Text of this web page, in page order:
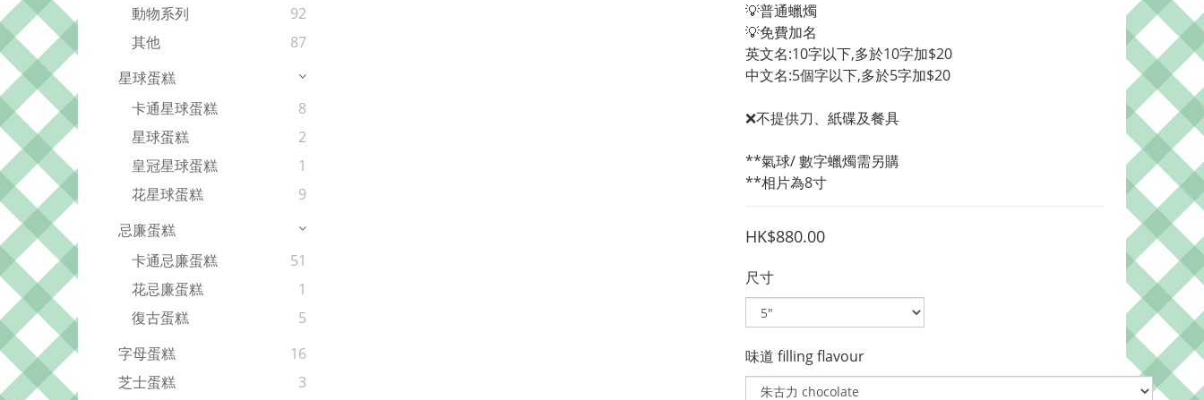
動物系列
92
其他
87
星球蛋糕
卡通星球蛋糕
8
星球蛋糕
2
皇冠星球蛋糕
1
花星球蛋糕
9
忌廉蛋糕
卡通忌廉蛋糕
51
花忌廉蛋糕
1
復古蛋糕
5
字母蛋糕
16
芝士蛋糕
3
💡普通蠟燭
💡免費加名
英文名:10字以下,多於10字加$20
中文名:5個字以下,多於5字加$20
❌不提供刀、紙碟及餐具
**氣球/ 數字蠟燭需另購
**相片為8寸
HK$880.00
尺寸
味道 filling flavour